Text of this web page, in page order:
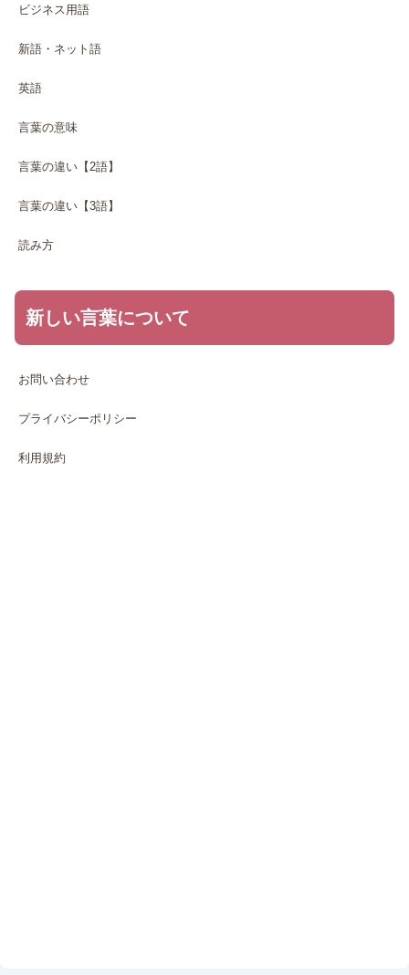
ビジネス用語
新語・ネット語
英語
言葉の意味
言葉の違い【2語】
言葉の違い【3語】
読み方
新しい言葉について
お問い合わせ
プライバシーポリシー
利用規約